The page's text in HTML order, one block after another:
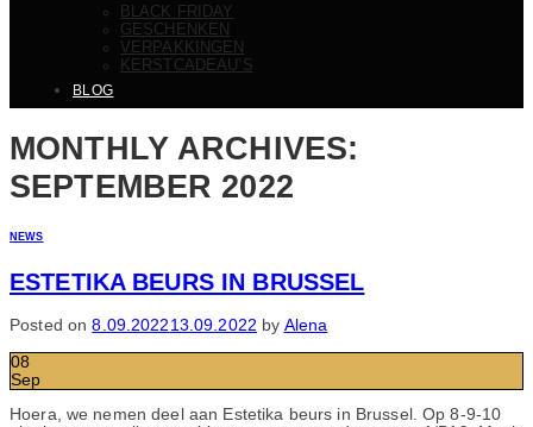
BLACK FRIDAY
GESCHENKEN
VERPAKKINGEN
KERSTCADEAU’S
BLOG
MONTHLY ARCHIVES:
SEPTEMBER 2022
NEWS
ESTETIKA BEURS IN BRUSSEL
Posted on8.09.2022 13.09.2022 by Alena
08
Sep
Hoera, we nemen deel aan Estetika beurs in Brussel. Op 8-9-10